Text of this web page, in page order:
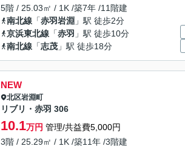
5階 / 25.03㎡ / 1K /築7年 /11階建
南北線 「赤羽岩淵 」駅 徒歩2分
京浜東北線 「赤羽 」駅 徒歩10分
南北線 「志茂 」駅 徒歩18分
NEW
北区岩淵町
リブリ・赤羽 306
10.1万円 管理/共益費5,000円
3階 / 25.29㎡ / 1K /築11年 /3階建